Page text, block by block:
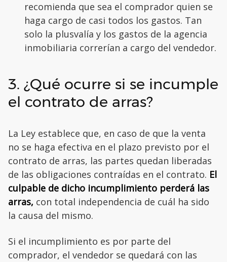
recomienda que sea el comprador quien se
haga cargo de casi todos los gastos. Tan
solo la plusvalía y los gastos de la agencia
inmobiliaria correrían a cargo del vendedor.
3. ¿Qué ocurre si se incumple
el contrato de arras?
La Ley establece que, en caso de que la venta
no se haga efectiva en el plazo previsto por el
contrato de arras, las partes quedan liberadas
de las obligaciones contraídas en el contrato. El
culpable de dicho incumplimiento perderá las
arras, con total independencia de cuál ha sido
la causa del mismo.
Si el incumplimiento es por parte del
comprador, el vendedor se quedará con las